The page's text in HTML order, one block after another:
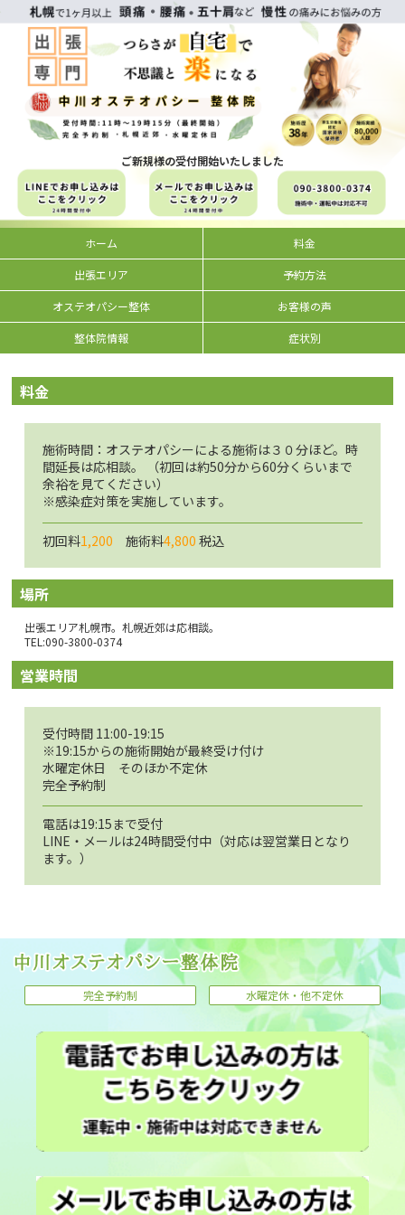
ご新規様の受付開始いたしました
ホーム 料金
出張エリア 予約方法
オステオパシー整体 お客様の声
整体院情報 症状別
料金
施術時間：オステオパシーによる施術は３０分ほど。時
間延長は応相談。 （初回は約50分から60分くらいまで
余裕を見てください）
※感染症対策を実施しています。
初回料1,200 施術料4,800 税込
場所
出張エリア札幌市。札幌近郊は応相談。
TEL:090-3800-0374
営業時間
受付時間 11:00-19:15
※19:15からの施術開始が最終受け付け
水曜定休日 そのほか不定休
完全予約制
電話は19:15まで受付
LINE・メールは24時間受付中（対応は翌営業日となり
ます。）
完全予約制 水曜定休・他不定休